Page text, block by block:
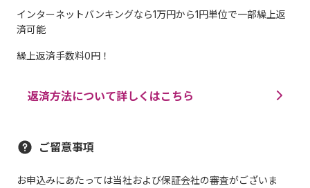
インターネットバンキングなら1万円から1円単位で一部繰上返
済可能
繰上返済手数料0円！
返済方法について詳しくはこちら
ご留意事項
お申込みにあたっては当社および保証会社の審査がございま